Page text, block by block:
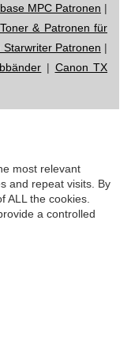
MPC Patronen |
& Patronen für
Starwriter Patronen |
| Canon TX
most relevant
and repeat visits. By
ALL the cookies.
a controlled